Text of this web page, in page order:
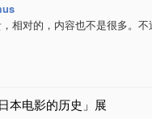
相对的，内容也不是很多。不
日本电影的历史」展